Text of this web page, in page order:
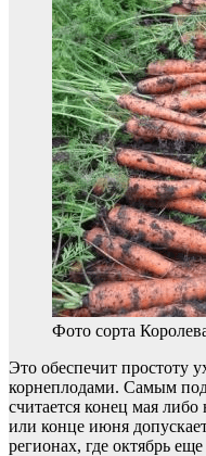
Фото сорта
Это обеспечит простоту
корнеплодами. Самым
считается конец мая
или конце июня
регионах, где октябрь